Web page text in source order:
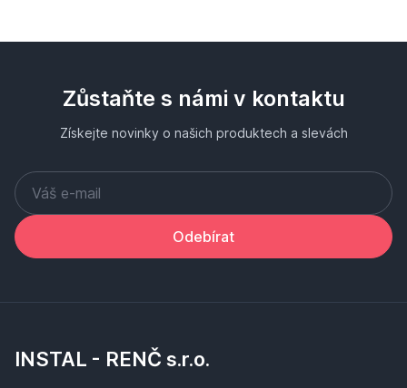
Zůstaňte s námi v kontaktu
Získejte novinky o našich produktech a slevách
Odebírat
INSTAL - RENČ s.r.o.